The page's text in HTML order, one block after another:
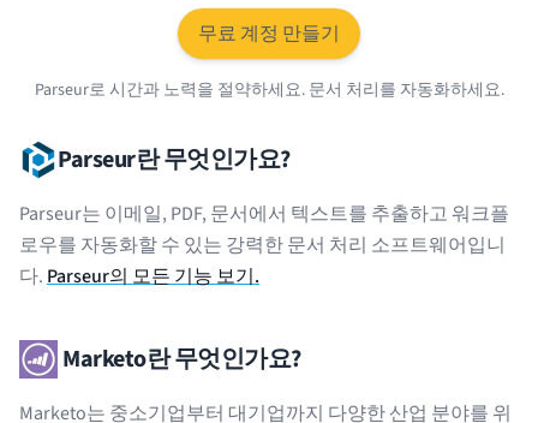
무료 계정 만들기
Parseur로 시간과 노력을 절약하세요. 문서 처리를 자동화하세요.
Parseur란 무엇인가요?
Parseur는 이메일, PDF, 문서에서 텍스트를 추출하고 워크플
로우를 자동화할 수 있는 강력한 문서 처리 소프트웨어입니
다. Parseur의 모든 기능 보기.
Marketo란 무엇인가요?
Marketo는 중소기업부터 대기업까지 다양한 산업 분야를 위